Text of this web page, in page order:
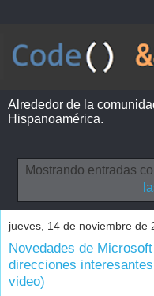
Alrededor de la
Hispanoamérica.
Mostrando entradas
jueves, 14 de noviembre de
Novedades de
direcciones
video)